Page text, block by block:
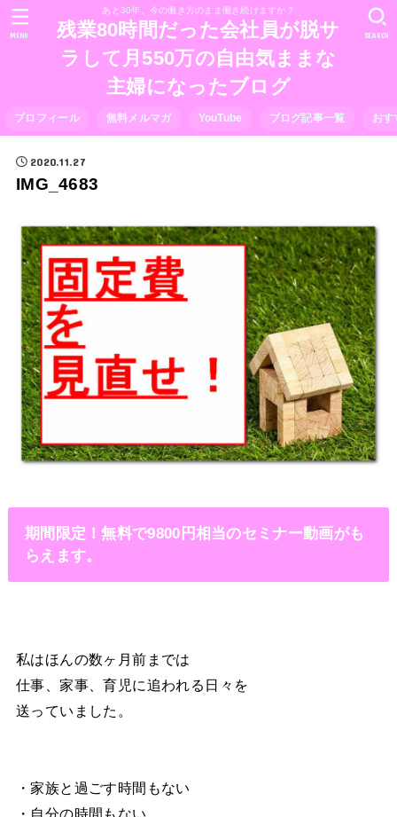
あと30年、今の働き方のまま働き続けますか？
残業80時間だった会社員が脱サ
ラして月550万の自由気ままな
主婦になったブログ
プロフィール 無料メルマガ YouTube ブログ記事一覧 おす
SEARCH
MENU
2020.11.27
IMG_4683
期間限定！無料で9800円相当のセミナー動画がも
らえます。
私はほんの数ヶ月前までは
仕事、家事、育児に追われる日々を
送っていました。
・家族と過ごす時間もない
・自分の時間もない